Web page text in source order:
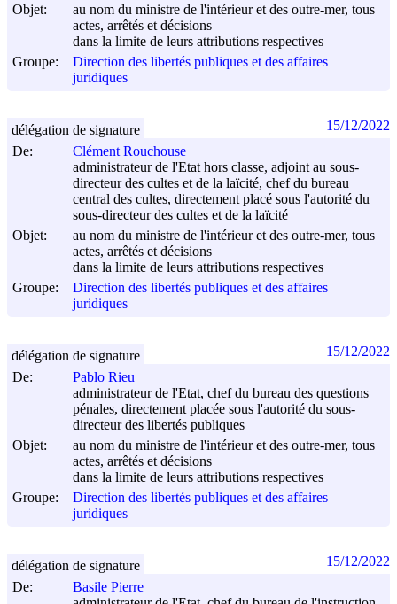
Objet:
au nom du ministre de l'intérieur et des outre-mer, tous
actes, arrêtés et décisions
dans la limite de leurs attributions respectives
Groupe:
Direction des libertés publiques et des affaires
juridiques
De:
Clément Rouchouse
administrateur de l'Etat hors classe, adjoint au sous-
directeur des cultes et de la laïcité, chef du bureau
central des cultes, directement placé sous l'autorité du
sous-directeur des cultes et de la laïcité
Objet:
au nom du ministre de l'intérieur et des outre-mer, tous
actes, arrêtés et décisions
dans la limite de leurs attributions respectives
Groupe:
Direction des libertés publiques et des affaires
juridiques
délégation de signature 15/12/2022
De:
Pablo Rieu
administrateur de l'Etat, chef du bureau des questions
pénales, directement placée sous l'autorité du sous-
directeur des libertés publiques
Objet:
au nom du ministre de l'intérieur et des outre-mer, tous
actes, arrêtés et décisions
dans la limite de leurs attributions respectives
Groupe:
Direction des libertés publiques et des affaires
juridiques
délégation de signature 15/12/2022
De:
Basile Pierre
délégation de signature 15/12/2022